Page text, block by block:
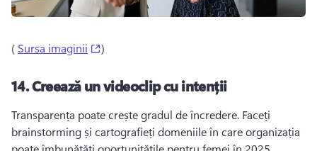
( Sursa imaginii (opens in a new tab)
)
14.Creează un videoclip cu intenții
Transparența poate crește gradul de încredere. Faceți
brainstorming și cartografieți domeniile în care organizația